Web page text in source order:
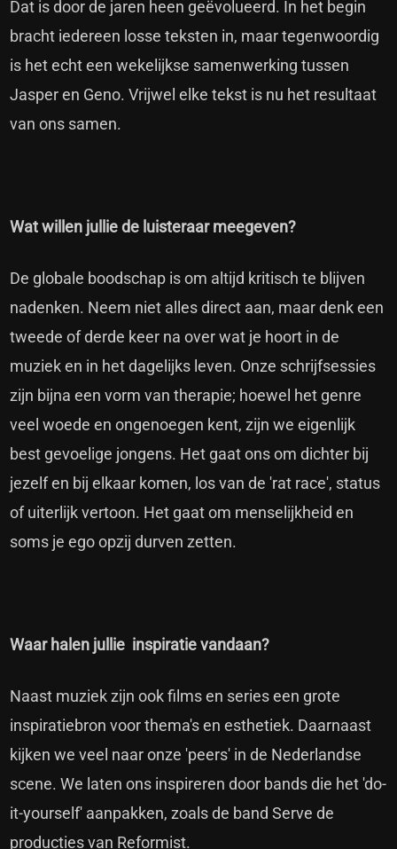
Dat is door de jaren heen geëvolueerd. In het begin
bracht iedereen losse teksten in, maar tegenwoordig
is het echt een wekelijkse samenwerking tussen
Jasper en Geno. Vrijwel elke tekst is nu het resultaat
van ons samen.
Wat willen jullie de luisteraar meegeven?
De globale boodschap is om altijd kritisch te blijven
nadenken. Neem niet alles direct aan, maar denk een
tweede of derde keer na over wat je hoort in de
muziek en in het dagelijks leven. Onze schrijfsessies
zijn bijna een vorm van therapie; hoewel het genre
veel woede en ongenoegen kent, zijn we eigenlijk
best gevoelige jongens. Het gaat ons om dichter bij
jezelf en bij elkaar komen, los van de 'rat race', status
of uiterlijk vertoon. Het gaat om menselijkheid en
soms je ego opzij durven zetten.
Waar halen jullie inspiratie vandaan?
Naast muziek zijn ook films en series een grote
inspiratiebron voor thema's en esthetiek. Daarnaast
kijken we veel naar onze 'peers' in de Nederlandse
scene. We laten ons inspireren door bands die het 'do-
it-yourself' aanpakken, zoals de band Serve de
producties van Reformist.